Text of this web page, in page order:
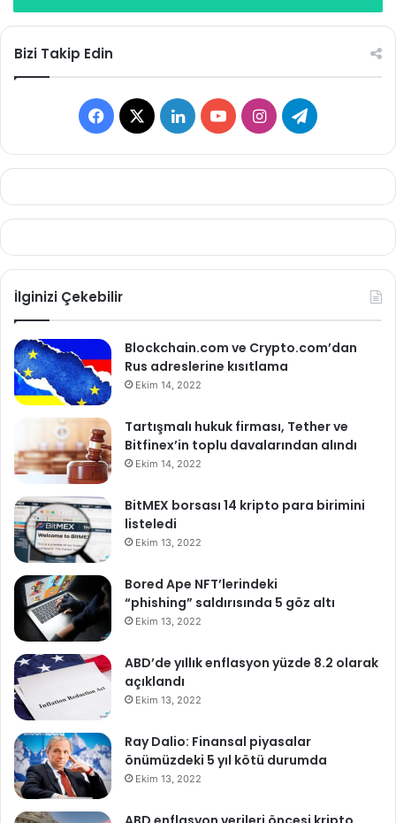
Bizi Takip Edin
Facebook
X LinkedInYouTubeInstagramTelegram
İlginizi Çekebilir
Blockchain.com ve Crypto.com’dan
Rus adreslerine kısıtlama
Ekim 14, 2022
Tartışmalı hukuk firması, Tether ve
Bitfinex’in toplu davalarından alındı
Ekim 14, 2022
BitMEX borsası 14 kripto para birimini
listeledi
Ekim 13, 2022
Bored Ape NFT’lerindeki
“phishing” saldırısında 5 göz altı
Ekim 13, 2022
ABD’de yıllık enflasyon yüzde 8.2 olarak
açıklandı
Ekim 13, 2022
Ray Dalio: Finansal piyasalar
önümüzdeki 5 yıl kötü durumda
Ekim 13, 2022